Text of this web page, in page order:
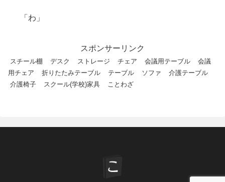
「わ」
スポンサーリンク
スチール棚 デスク ストレージ チェア 会議用テーブル
会議
用チェア
折りたたみテーブル テーブル ソファ
介護テーブル
介護椅子
スクール(学校)家具 ことわざ